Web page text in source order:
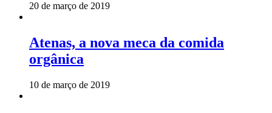
20 de março de 2019
Atenas, a nova meca da comida
orgânica
10 de março de 2019